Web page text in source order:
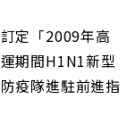
定「2009年高
期間H1N1新型
疫隊進駐前進指